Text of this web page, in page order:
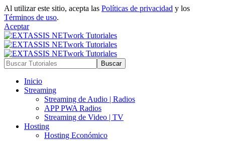
Al utilizar este sitio, acepta las Políticas de privacidad y los
Términos de uso.
Aceptar
Inicio
Streaming
Streaming de Audio | Radios
APP PWA Radios
Streaming de Video | TV
Hosting
Hosting Económico